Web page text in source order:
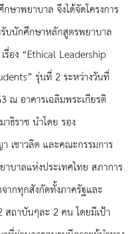
ษาพยาบาล จึงได้จัดโครงการ
บนักศึกษาหลักสูตรพยาบาล
อง “Ethical Leadership
รุ่นที่ 2 ระหว่างวันที่
ณ อาคารเฉลิมพระเกียรติ
ธิราช นำโดย รอง
เชาวลิต และคณะกรรมการ
บาลแห่งประเทศไทย สภาการ
กทุกสังกัดทั้งภาครัฐและ
สถาบันๆละ 2 คน โดยมีเป้า